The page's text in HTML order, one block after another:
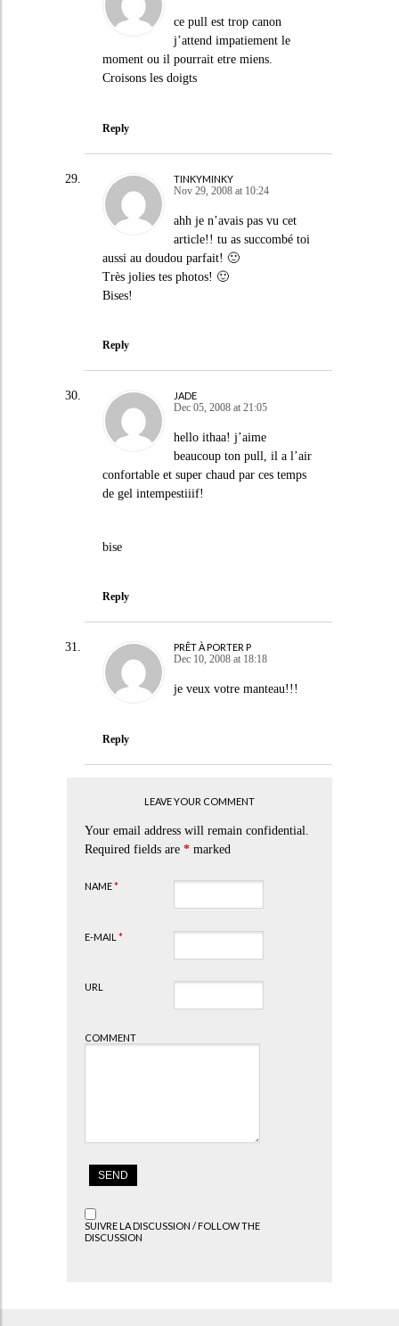
ce pull est trop canon
j’attend impatiement le
moment ou il pourrait etre miens.
Croisons les doigts
Reply
TINKYMINKY
Nov 29, 2008 at 10:24
ahh je n’avais pas vu cet
article!! tu as succombé toi
aussi au doudou parfait! 🙂
Très jolies tes photos! 🙂
Bises!
Reply
JADE
Dec 05, 2008 at 21:05
hello ithaa! j’aime
beaucoup ton pull, il a l’air
confortable et super chaud par ces temps
de gel intempestiiif!
bise
Reply
PRÊT À PORTER P
Dec 10, 2008 at 18:18
je veux votre manteau!!!
Reply
LEAVE YOUR COMMENT
Your email address will remain confidential.
Required fields are *marked
NAME*
E-MAIL *
URL
COMMENT
SUIVRE LA DISCUSSION / FOLLOW THE
DISCUSSION